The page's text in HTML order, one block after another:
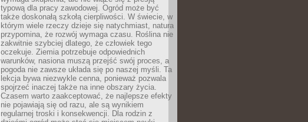
typową dla pracy zawodowej. Ogród może być
także doskonałą szkołą cierpliwości. W świecie, w
którym wiele rzeczy dzieje się natychmiast, natura
przypomina, że rozwój wymaga czasu. Roślina nie
zakwitnie szybciej dlatego, że człowiek tego
oczekuje. Ziemia potrzebuje odpowiednich
warunków, nasiona muszą przejść swój proces, a
pogoda nie zawsze układa się po naszej myśli. Ta
lekcja bywa niezwykle cenna, ponieważ pozwala
spojrzeć inaczej także na inne obszary życia.
Czasem warto zaakceptować, że najlepsze efekty
nie pojawiają się od razu, ale są wynikiem
regularnej troski i konsekwencji. Dla rodzin z